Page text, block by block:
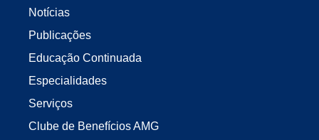
Notícias
Publicações
Educação Continuada
Especialidades
Serviços
Clube de Benefícios AMG